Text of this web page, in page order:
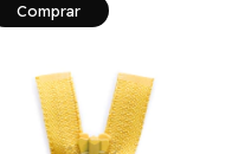
Comprar